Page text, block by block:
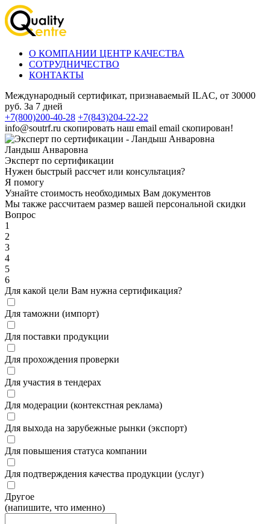
О КОМПАНИИ ЦЕНТР КАЧЕСТВА
СОТРУДНИЧЕСТВО
КОНТАКТЫ
Международный сертификат, признаваемый ILAC, от 30000
руб. За 7 дней
+7(800)200-40-28 +7(843)204-22-22
info@soutrf.ru скопировать наш email email скопирован!
Ландыш Анваровна
Эксперт по сертификации
Нужен быстрый рассчет или консультация?
Я помогу
Узнайте стоимость необходимых Вам документов
Мы также рассчитаем размер вашей персональной скидки
Вопрос
1
2
3
4
5
6
Для какой цели Вам нужна сертификация?
Для таможни (импорт)
Для поставки продукции
Для прохождения проверки
Для участия в тендерах
Для модерации (контекстная реклама)
Для выхода на зарубежные рынки (экспорт)
Для повышения статуса компании
Для подтверждения качества продукции (услуг)
Другое
(напишите, что именно)